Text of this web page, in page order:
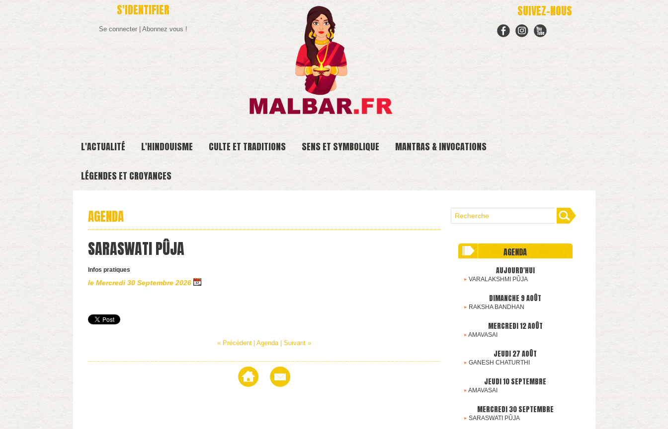
S'IDENTIFIER
Se connecter| Abonnez vous !
SUIVEZ-NOUS
L'ACTUALITÉ L'HINDOUISME CULTE ET TRADITIONS SENS ET SYMBOLIQUE MANTRAS & INVOCATIONS
LÉGENDES ET CROYANCES
AGENDA
SARASWATI PÛJA
Infos pratiques
le Mercredi 30 Septembre 2026
« Précédent | Agenda | Suivant »
AGENDA
AUJOURD'HUI
VARALAKSHMI PÛJA
DIMANCHE 9 AOÛT
RAKSHA BANDHAN
MERCREDI 12 AOÛT
AMAVASAI
JEUDI 27 AOÛT
GANESH CHATURTHI
JEUDI 10 SEPTEMBRE
AMAVASAI
MERCREDI 30 SEPTEMBRE
SARASWATI PÛJA